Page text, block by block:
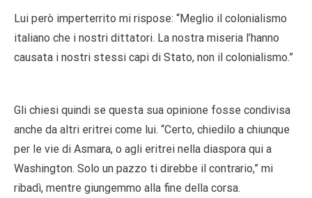
Lui però imperterrito mi rispose: “Meglio il colonialismo
italiano che i nostri dittatori. La nostra miseria l’hanno
causata i nostri stessi capi di Stato, non il colonialismo.”
Gli chiesi quindi se questa sua opinione fosse condivisa
anche da altri eritrei come lui. “Certo, chiedilo a chiunque
per le vie di Asmara, o agli eritrei nella diaspora qui a
Washington. Solo un pazzo ti direbbe il contrario,” mi
ribadì, mentre giungemmo alla fine della corsa.